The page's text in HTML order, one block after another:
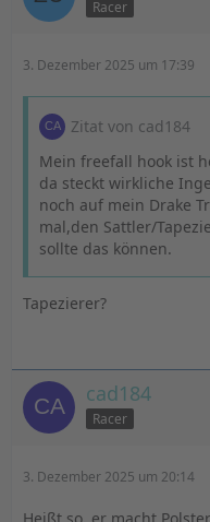
Racer
3. Dezember 2025 um 17:39
Zitat von cad184
Mein freefall hook ist
da steckt wirkliche
noch auf mein Drake
mal,den Sattler/
sollte das können.
Tapezierer?
cad184
Racer
3. Dezember 2025 um 20:14